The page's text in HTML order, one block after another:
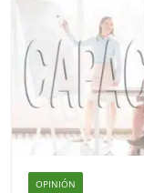
OPINIÓN